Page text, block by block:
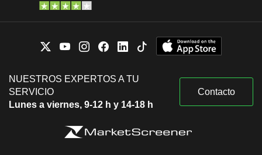
NUESTROS EXPERTOS A TU
SERVICIO
Lunes a viernes, 9-12 h y 14-18 h
Contacto